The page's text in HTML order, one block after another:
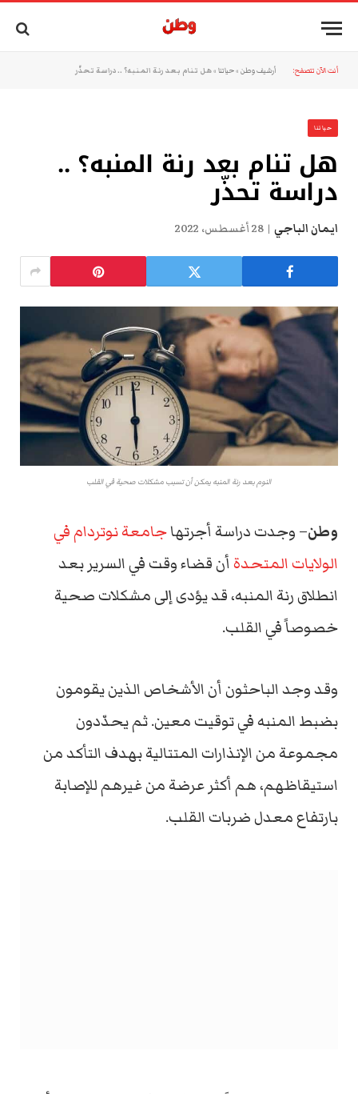
أنت الآن تتصفح: أرشيف وطن »حياتنا »هل تنام بعد رنة المنبه؟ .. دراسة تحذّر
حياتنا
هل تنام بعد رنة المنبه؟ ..
دراسة تحذّر
ايمان الباجي 28 أغسطس، 2022
النوم بعد رنة المنبه يمكن أن تسبب مشكلات صحية في القلب
وطن– وجدت دراسة أجرتهاجامعة نوتردام في
الولايات المتحدةأن قضاء وقت في السرير بعد
انطلاق رنة المنبه، قد يؤدى إلى مشكلات صحية
خصوصاً في القلب.
وقد وجد الباحثون أن الأشخاص الذين يقومون
بضبط المنبه في توقيت معين. ثم يحدّدون
مجموعة من الإنذارات المتتالية بهدف التأكد من
استيقاظهم، هم أكثر عرضة من غيرهم للإصابة
بارتفاع معدل ضربات القلب.